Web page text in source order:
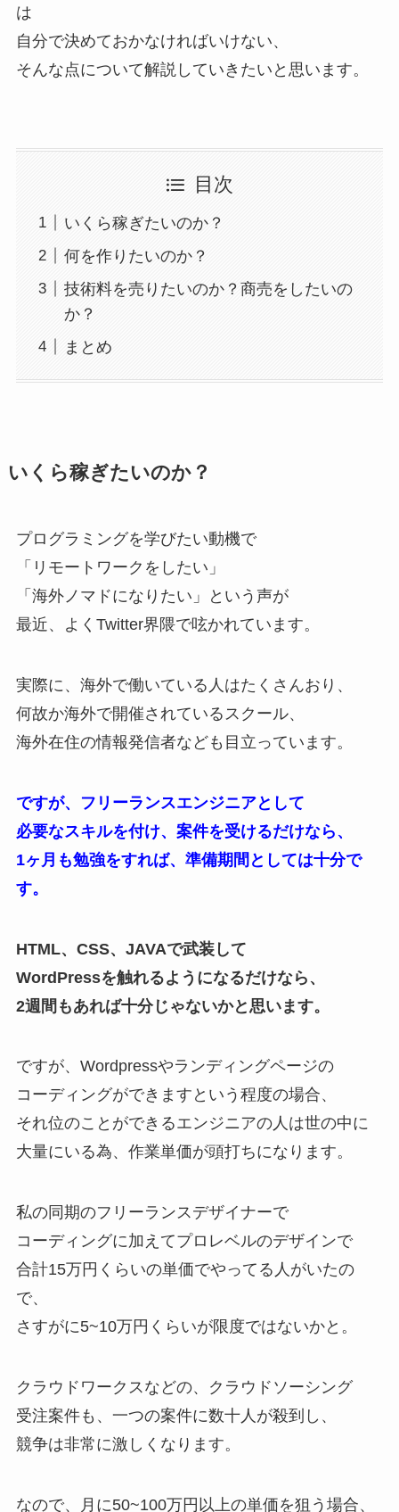
は
自分で決めておかなければいけない、
そんな点について解説していきたいと思います。
目次
いくら稼ぎたいのか？
何を作りたいのか？
技術料を売りたいのか？商売をしたいの
か？
まとめ
いくら稼ぎたいのか？
プログラミングを学びたい動機で
「リモートワークをしたい」
「海外ノマドになりたい」という声が
最近、よくTwitter界隈で呟かれています。
実際に、海外で働いている人はたくさんおり、
何故か海外で開催されているスクール、
海外在住の情報発信者なども目立っています。
ですが、フリーランスエンジニアとして
必要なスキルを付け、案件を受けるだけなら、
1ヶ月も勉強をすれば、準備期間としては十分で
す。
HTML、CSS、JAVAで武装して
WordPressを触れるようになるだけなら、
2週間もあれば十分じゃないかと思います。
ですが、Wordpressやランディングページの
コーディングができますという程度の場合、
それ位のことができるエンジニアの人は世の中に
大量にいる為、作業単価が頭打ちになります。
私の同期のフリーランスデザイナーで
コーディングに加えてプロレベルのデザインで
合計15万円くらいの単価でやってる人がいたの
で、
さすがに5~10万円くらいが限度ではないかと。
クラウドワークスなどの、クラウドソーシング
受注案件も、一つの案件に数十人が殺到し、
競争は非常に激しくなります。
なので、月に50~100万円以上の単価を狙う場合、